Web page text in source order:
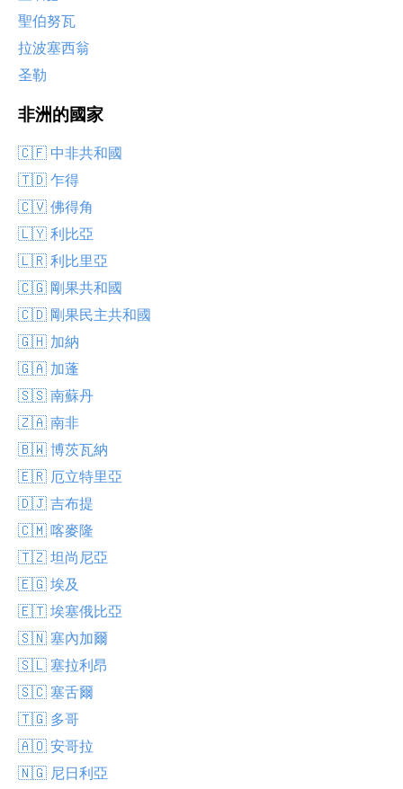
聖伯努瓦
拉波塞西翁
圣勒
非洲的國家
🇨🇫 中非共和國
🇹🇩 乍得
🇨🇻 佛得角
🇱🇾 利比亞
🇱🇷 利比里亞
🇨🇬 剛果共和國
🇨🇩 剛果民主共和國
🇬🇭 加納
🇬🇦 加蓬
🇸🇸 南蘇丹
🇿🇦 南非
🇧🇼 博茨瓦納
🇪🇷 厄立特里亞
🇩🇯 吉布提
🇨🇲 喀麥隆
🇹🇿 坦尚尼亞
🇪🇬 埃及
🇪🇹 埃塞俄比亞
🇸🇳 塞內加爾
🇸🇱 塞拉利昂
🇸🇨 塞舌爾
🇹🇬 多哥
🇦🇴 安哥拉
🇳🇬 尼日利亞